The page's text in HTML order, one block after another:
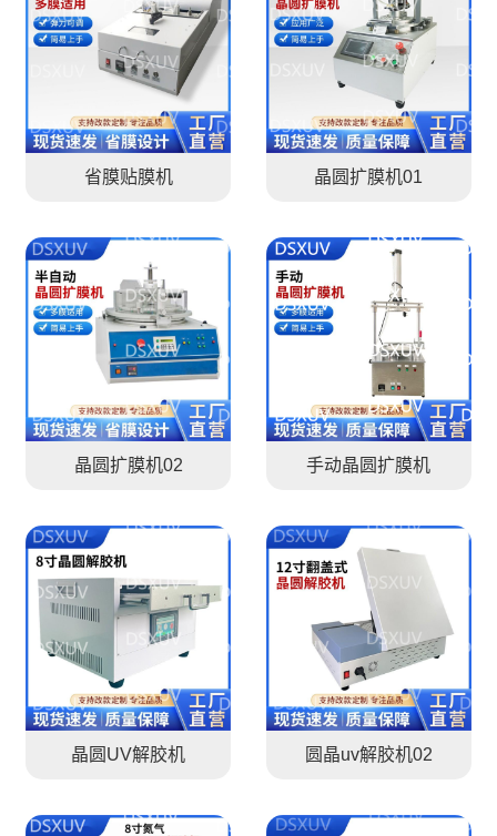
省膜贴膜机 晶圆扩膜机01
晶圆扩膜机02 手动晶圆扩膜机
晶圆UV解胶机 圆晶uv解胶机02